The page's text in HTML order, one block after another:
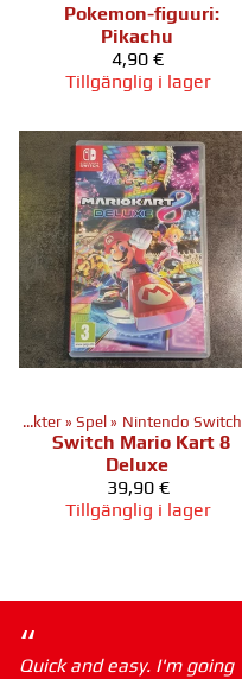
Pokemon-figuuri:
Pikachu
4,90 €
Tillgänglig i lager
Produkter ‪» Spel ‪» Nintendo Switch
Switch Mario Kart 8
Deluxe
39,90 €
Tillgänglig i lager
“
Quick and easy. I'm going